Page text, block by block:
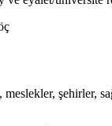
meslekler, şehirler,